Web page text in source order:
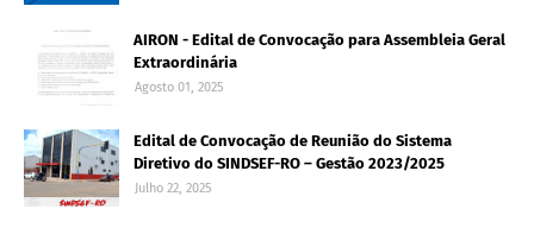
AIRON - Edital de Convocação para Assembleia Geral
Extraordinária
Agosto 01, 2025
Edital de Convocação de Reunião do Sistema
Diretivo do SINDSEF-RO – Gestão 2023/2025
Julho 22, 2025